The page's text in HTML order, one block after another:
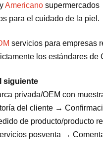
Americanosupermercados
para el cuidado de la piel.
servicios para empresas
los estándares de
siguiente
privada/OEM con
del cliente →
de producto/producto
posventa →